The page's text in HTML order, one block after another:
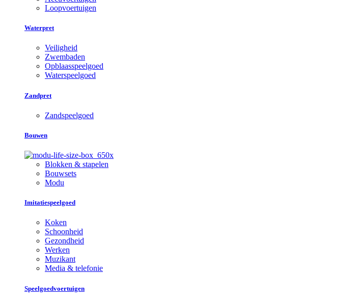
Loopvoertuigen
Waterpret
Veiligheid
Zwembaden
Opblaasspeelgoed
Waterspeelgoed
Zandpret
Zandspeelgoed
Bouwen
Blokken & stapelen
Bouwsets
Modu
Imitatiespeelgoed
Koken
Schoonheid
Gezondheid
Werken
Muzikant
Media & telefonie
Speelgoedvoertuigen